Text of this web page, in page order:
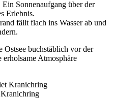
Ein Sonnenaufgang über der
Erlebnis.
fällt flach ins Wasser ab und
buchstäblich vor der
Atmosphäre